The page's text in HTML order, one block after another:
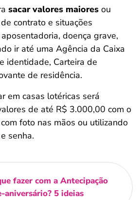
sacar valores maiores ou
contrato e situações
doença grave,
ir até uma Agência da Caixa
identidade, Carteira de
de residência.
em casas lotéricas será
de até R$ 3.000,00 com o
foto nas mãos ou utilizando
e senha.
fazer com a Antecipação
aniversário? 5 ideias